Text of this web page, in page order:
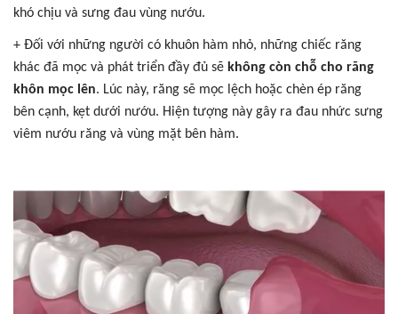
khó chịu và sưng đau vùng nướu.
+ Đối với những người có khuôn hàm nhỏ, những chiếc răng
khác đã mọc và phát triển đầy đủ sẽ không còn chỗ cho răng
khôn mọc lên. Lúc này, răng sẽ mọc lệch hoặc chèn ép răng
bên cạnh, kẹt dưới nướu. Hiện tượng này gây ra đau nhức sưng
viêm nướu răng và vùng mặt bên hàm.